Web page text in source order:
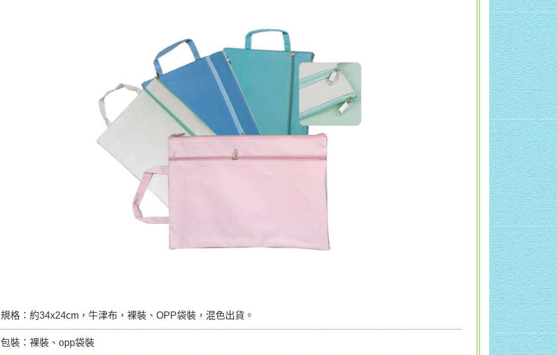
規格：約34x24cm，牛津布，裸裝、OPP袋裝，混色出貨。
包裝：裸裝、opp袋裝